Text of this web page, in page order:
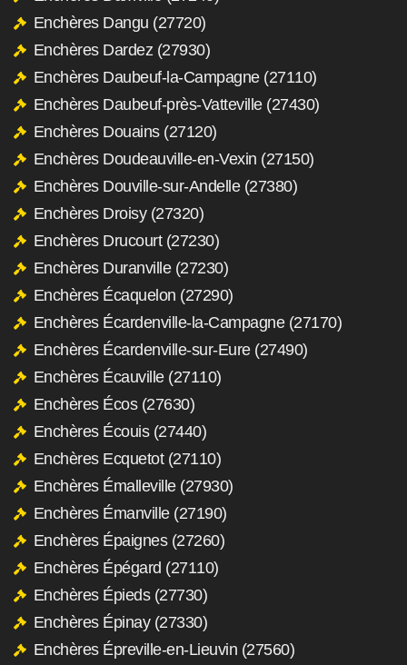
Enchères Dangu (27720)
Enchères Dardez (27930)
Enchères Daubeuf-la-Campagne (27110)
Enchères Daubeuf-près-Vatteville (27430)
Enchères Douains (27120)
Enchères Doudeauville-en-Vexin (27150)
Enchères Douville-sur-Andelle (27380)
Enchères Droisy (27320)
Enchères Drucourt (27230)
Enchères Duranville (27230)
Enchères Écaquelon (27290)
Enchères Écardenville-la-Campagne (27170)
Enchères Écardenville-sur-Eure (27490)
Enchères Écauville (27110)
Enchères Écos (27630)
Enchères Écouis (27440)
Enchères Ecquetot (27110)
Enchères Émalleville (27930)
Enchères Émanville (27190)
Enchères Épaignes (27260)
Enchères Épégard (27110)
Enchères Épieds (27730)
Enchères Épinay (27330)
Enchères Épreville-en-Lieuvin (27560)